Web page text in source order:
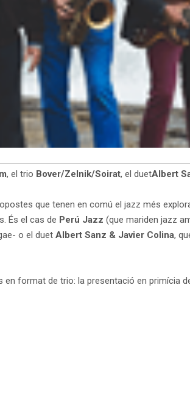
, el trio Bover/Zelnik/Soirat, el duetAlbert
que tenen en comú el jazz més
És el cas de Perú Jazz (que mariden jazz
o el duet Albert Sanz & Javier Colina,
format de trio: la presentació en primícia